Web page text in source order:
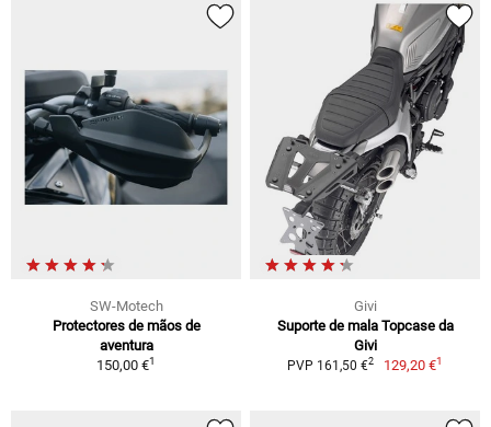
SW-Motech
Protectores de mãos de
aventura
150,00 €1
Givi
Suporte de mala Topcase da
Givi
PVP 161,50 €2 129,20 €1